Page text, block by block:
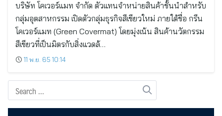
บริษัท โคเวอร์แมท จำกัด ตัวแทนจำหน่ายสินค้าชั้นนำสำหรับ
กลุ่มอุตสาหกรรม เปิดตัวกลุ่มธุรกิจสีเขียวใหม่ ภายใต้ชื่อ กรีน
โคเวอร์แมท (Green Covermat) โดยมุ่งเน้น สินค้านวัตกรรม
สีเขียวที่เป็นมิตรกับสิ่งแวดล้…
11 พ.ย. 65 10:14